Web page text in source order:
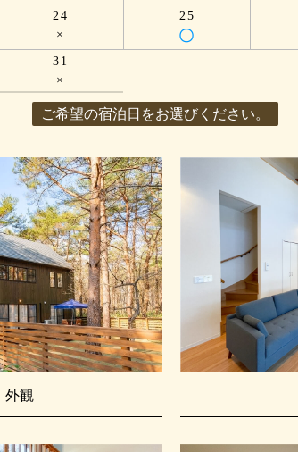
24
×
25
〇
31
×
ご希望の宿泊日をお選びください。
外観